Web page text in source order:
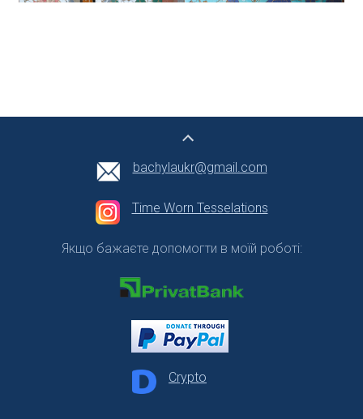
bachylaukr@gmail.com
Time Worn Tesselations
Якщо бажаєте допомогти в моїй роботі:
Crypto